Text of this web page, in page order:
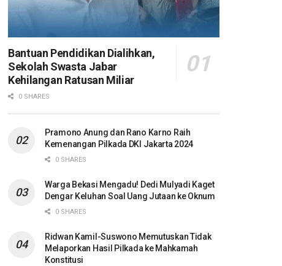
Bantuan Pendidikan Dialihkan,
Sekolah Swasta Jabar
Kehilangan Ratusan Miliar
0 SHARES
Pramono Anung dan Rano Karno Raih
Kemenangan Pilkada DKI Jakarta 2024
0 SHARES
Warga Bekasi Mengadu! Dedi Mulyadi Kaget
Dengar Keluhan Soal Uang Jutaan ke Oknum
0 SHARES
Ridwan Kamil-Suswono Memutuskan Tidak
Melaporkan Hasil Pilkada ke Mahkamah
Konstitusi